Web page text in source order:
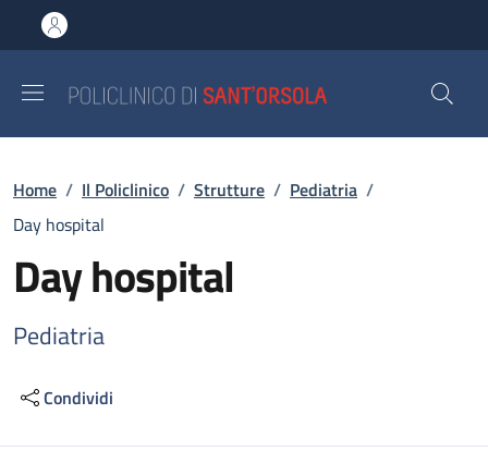
al contenuto principale
to footer content
Briciole di pane
Home / Il Policlinico / Strutture / Pediatria /
Day hospital
Day hospital
Pediatria
Condividi